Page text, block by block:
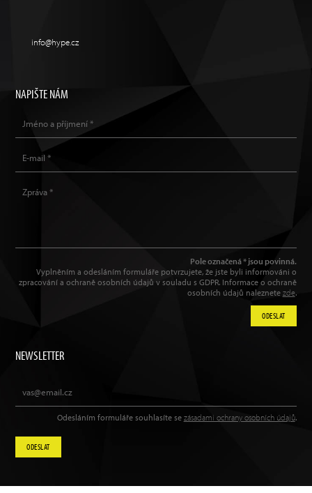
info@hype.cz
NEWSLETTER
Odesláním formuláře souhlasíte se zásadami ochrany osobních údajů.
ODESLAT
NAPIŠTE NÁM
Pole označená * jsou povinná.
Vyplněním a odesláním formuláře potvrzujete, že jste byli informováni o
zpracování a ochraně osobních údajů v souladu s GDPR. Informace o ochraně
osobních údajů naleznete zde.
ODESLAT